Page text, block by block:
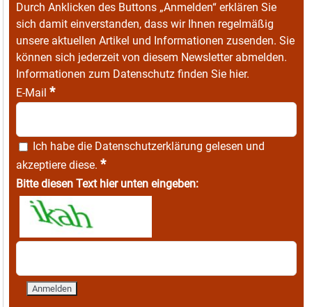
Durch Anklicken des Buttons „Anmelden“ erklären Sie
sich damit einverstanden, dass wir Ihnen regelmäßig
unsere aktuellen Artikel und Informationen zusenden. Sie
können sich jederzeit von diesem Newsletter abmelden.
Informationen zum Datenschutz finden Sie hier.
E-Mail *
Ich habe die Datenschutzerklärung gelesen und
akzeptiere diese. *
Bitte diesen Text hier unten eingeben: